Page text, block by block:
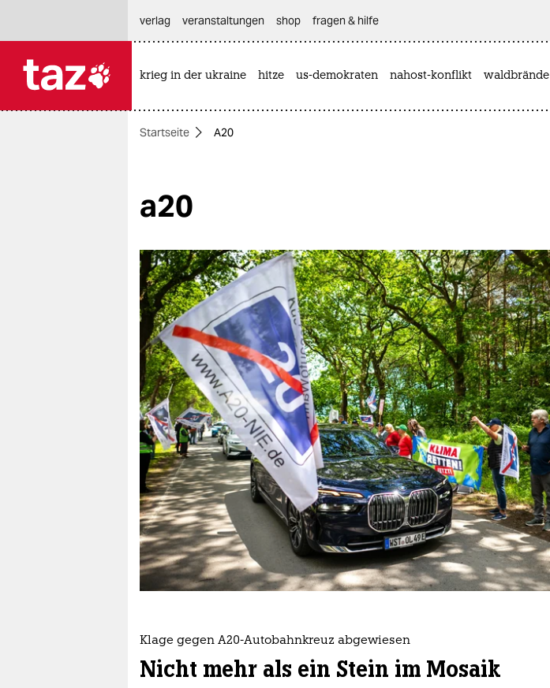
themen
öko
gesellschaft
kultur
sport
berlin
nord
wahrheit
verlag
verlag
veranstaltungen
shop
fragen & hilfe
abo
genossenschaft
verlag
veranstaltungen shop fragen & hilfe
krieg in der ukraine hitze us-demokraten nahost-konflikt waldbrände
Startseite A20
a20
Klage gegen A20-Autobahnkreuz abgewiesen
Nicht mehr als ein Stein im Mosaik